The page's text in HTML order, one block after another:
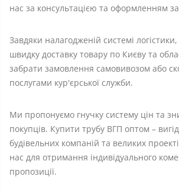
нас за консультацією та оформленням
Завдяки налагодженій системі
швидку доставку товару по Києву та
забрати замовлення самовивозом або
послугами кур'єрської служби.
Ми пропонуємо гнучку систему цін та
покупців. Купити трубу ВГП оптом –
будівельних компаній та великих
нас для отримання індивідуального
пропозиції.